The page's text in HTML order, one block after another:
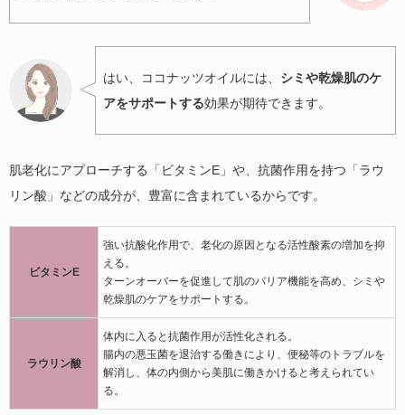
はい、ココナッツオイルには、 シミや乾燥肌のケ
アをサポートする効果が期待できます。
肌老化にアプローチする「ビタミンE」や、抗菌作用を持つ「ラウ
リン酸」などの成分が、豊富に含まれているからです。
ビタミンE
強い抗酸化作用で、老化の原因となる活性酸素の増加を抑
える。
ターンオーバーを促進して肌のバリア機能を高め、シミや
乾燥肌のケアをサポートする。
ラウリン酸
体内に入ると抗菌作用が活性化される。
腸内の悪玉菌を退治する働きにより、便秘等のトラブルを
解消し、体の内側から美肌に働きかけると考えられてい
る。